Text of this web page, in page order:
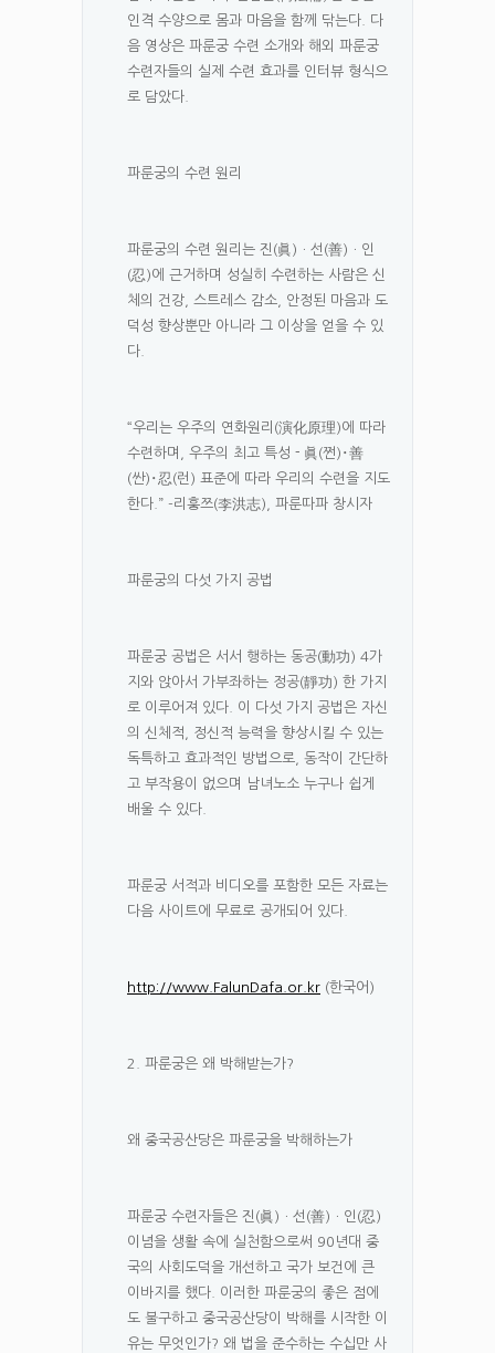
인격 수양으로 몸과 마음을 함께 닦는다. 다
음 영상은 파룬궁 수련 소개와 해외 파룬궁
수련자들의 실제 수련 효과를 인터뷰 형식으
로 담았다.
파룬궁의 수련 원리
파룬궁의 수련 원리는 진(眞)ㆍ선(善)ㆍ인
(忍)에 근거하며 성실히 수련하는 사람은 신
체의 건강, 스트레스 감소, 안정된 마음과 도
덕성 향상뿐만 아니라 그 이상을 얻을 수 있
다.
“우리는 우주의 연화원리(演化原理)에 따라
수련하며, 우주의 최고 특성－眞(쩐)･善
(싼)･忍(런) 표준에 따라 우리의 수련을 지도
한다.” -리훙쯔(李洪志), 파룬따파 창시자
파룬궁의 다섯 가지 공법
파룬궁 공법은 서서 행하는 동공(動功) 4가
지와 앉아서 가부좌하는 정공(靜功) 한 가지
로 이루어져 있다. 이 다섯 가지 공법은 자신
의 신체적, 정신적 능력을 향상시킬 수 있는
독특하고 효과적인 방법으로, 동작이 간단하
고 부작용이 없으며 남녀노소 누구나 쉽게
배울 수 있다.
파룬궁 서적과 비디오를 포함한 모든 자료는
다음 사이트에 무료로 공개되어 있다.
http://www.FalunDafa.or.kr (한국어)
2. 파룬궁은 왜 박해받는가?
왜 중국공산당은 파룬궁을 박해하는가
파룬궁 수련자들은 진(眞)ㆍ선(善)ㆍ인(忍)
이념을 생활 속에 실천함으로써 90년대 중
국의 사회도덕을 개선하고 국가 보건에 큰
이바지를 했다. 이러한 파룬궁의 좋은 점에
도 불구하고 중국공산당이 박해를 시작한 이
유는 무엇인가? 왜 법을 준수하는 수십만 사